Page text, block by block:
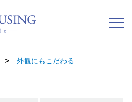
外観にもこだわる